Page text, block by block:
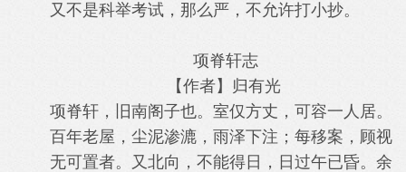
又不是科举考试，那么严，不允许打小抄。
项脊轩志
【作者】归有光
项脊轩，旧南阁子也。室仅方丈，可容一人居。
百年老屋，尘泥渗漉，雨泽下注；每移案，顾视
无可置者。又北向，不能得日，日过午已昏。余